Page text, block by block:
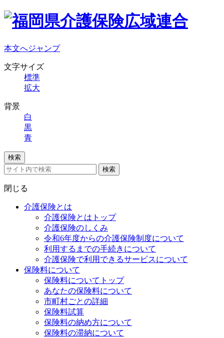
本文へジャンプ
文字サイズ
標準
拡大
背景
白
黒
青
検索
検索
閉じる
介護保険とは
介護保険とはトップ
介護保険のしくみ
令和6年度からの介護保険制度について
利用するまでの手続きについて
介護保険で利用できるサービスについて
保険料について
保険料についてトップ
あなたの保険料について
市町村ごとの詳細
保険料試算
保険料の納め方について
保険料の滞納について